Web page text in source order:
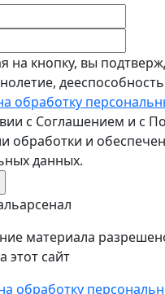
на кнопку, вы
обработку
с Соглашением и с
обработки и
данных.
материала
этот сайт
обработку